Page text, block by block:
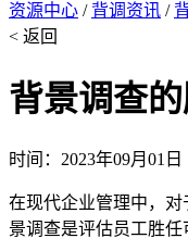
资源中心 / 背调资讯 /
< 返回
背景调查
时间：2023年09月01日
在现代企业管理中，
景调查是评估员工胜任